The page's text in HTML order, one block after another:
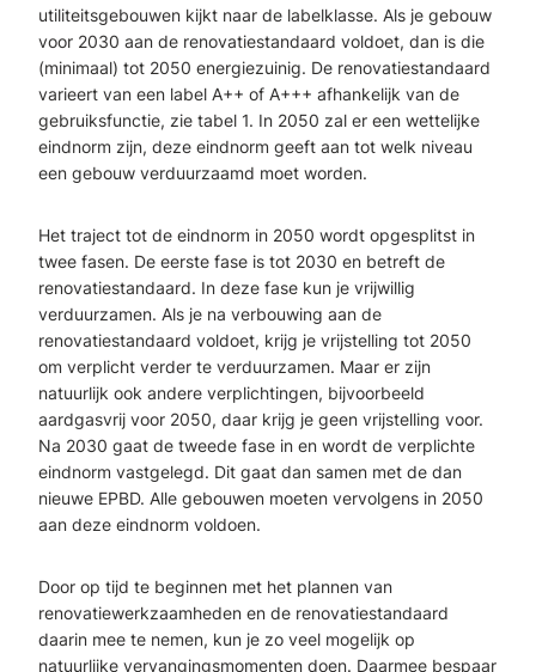
utiliteitsgebouwen kijkt naar de labelklasse. Als je gebouw
voor 2030 aan de renovatiestandaard voldoet, dan is die
(minimaal) tot 2050 energiezuinig. De renovatiestandaard
varieert van een label A++ of A+++ afhankelijk van de
gebruiksfunctie, zie tabel 1. In 2050 zal er een wettelijke
eindnorm zijn, deze eindnorm geeft aan tot welk niveau
een gebouw verduurzaamd moet worden.
Het traject tot de eindnorm in 2050 wordt opgesplitst in
twee fasen. De eerste fase is tot 2030 en betreft de
renovatiestandaard. In deze fase kun je vrijwillig
verduurzamen. Als je na verbouwing aan de
renovatiestandaard voldoet, krijg je vrijstelling tot 2050
om verplicht verder te verduurzamen. Maar er zijn
natuurlijk ook andere verplichtingen, bijvoorbeeld
aardgasvrij voor 2050, daar krijg je geen vrijstelling voor.
Na 2030 gaat de tweede fase in en wordt de verplichte
eindnorm vastgelegd. Dit gaat dan samen met de dan
nieuwe EPBD. Alle gebouwen moeten vervolgens in 2050
aan deze eindnorm voldoen.
Door op tijd te beginnen met het plannen van
renovatiewerkzaamheden en de renovatiestandaard
daarin mee te nemen, kun je zo veel mogelijk op
natuurlijke vervangingsmomenten doen. Daarmee bespaar